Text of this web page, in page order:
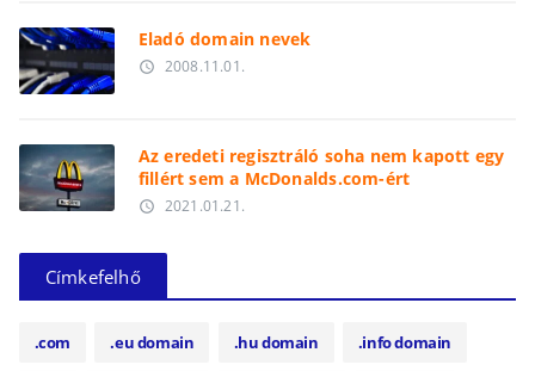
Eladó domain nevek
access_time 2008.11.01.
Az eredeti regisztráló soha nem kapott egy
fillért sem a McDonalds.com-ért
access_time 2021.01.21.
Címkefelhő
.com .eu domain .hu domain .info domain